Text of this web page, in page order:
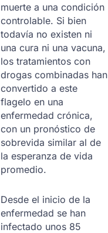
muerte a una condición
controlable. Si bien
todavía no existen ni
una cura ni una vacuna,
los tratamientos con
drogas combinadas han
convertido a este
flagelo en una
enfermedad crónica,
con un pronóstico de
sobrevida similar al de
la esperanza de vida
promedio.
Desde el inicio de la
enfermedad se han
infectado unos 85